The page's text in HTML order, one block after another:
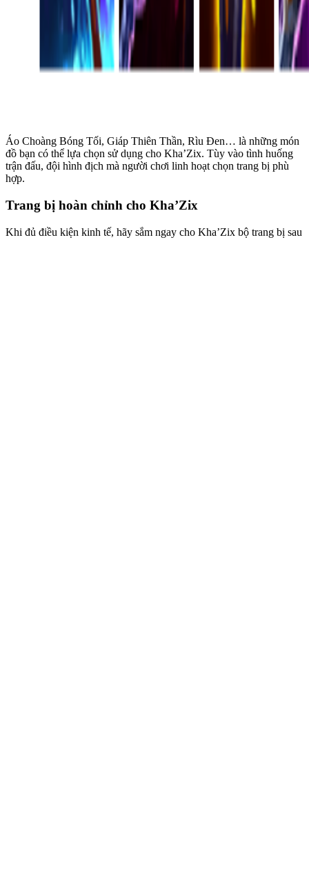
Áo Choàng Bóng Tối, Giáp Thiên Thần, Rìu Đen… là những món
đồ bạn có thể lựa chọn sử dụng cho Kha’Zix. Tùy vào tình huống
trận đấu, đội hình địch mà người chơi linh hoạt chọn trang bị phù
hợp.
Trang bị hoàn chỉnh cho Kha’Zix
Khi đủ điều kiện kinh tế, hãy sắm ngay cho Kha’Zix bộ trang bị sau